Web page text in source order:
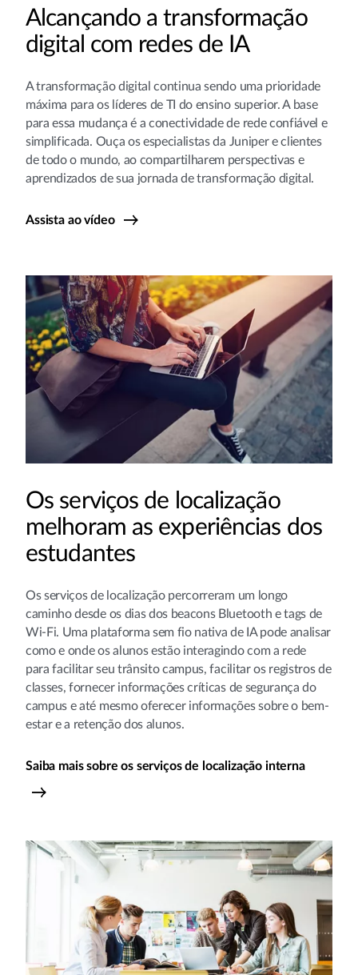
Alcançando a transformação
digital com redes de IA
A transformação digital continua sendo uma prioridade
máxima para os líderes de TI do ensino superior. A base
para essa mudança é a conectividade de rede confiável e
simplificada. Ouça os especialistas da Juniper e clientes
de todo o mundo, ao compartilharem perspectivas e
aprendizados de sua jornada de transformação digital.
Assista ao vídeo
Os serviços de localização
melhoram as experiências dos
estudantes
Os serviços de localização percorreram um longo
caminho desde os dias dos beacons Bluetooth e tags de
Wi-Fi. Uma plataforma sem fio nativa de IA pode analisar
como e onde os alunos estão interagindo com a rede
para facilitar seu trânsito campus, facilitar os registros de
classes, fornecer informações críticas de segurança do
campus e até mesmo oferecer informações sobre o bem-
estar e a retenção dos alunos.
Saiba mais sobre os serviços de localização interna